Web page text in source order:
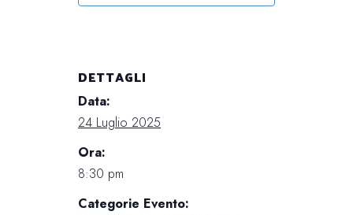
DETTAGLI
Data:
24 Luglio 2025
Ora:
8:30 pm
Categorie Evento: